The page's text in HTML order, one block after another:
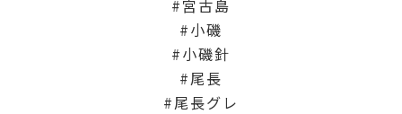
宮古島
小磯
小磯針
尾長
尾長グレ